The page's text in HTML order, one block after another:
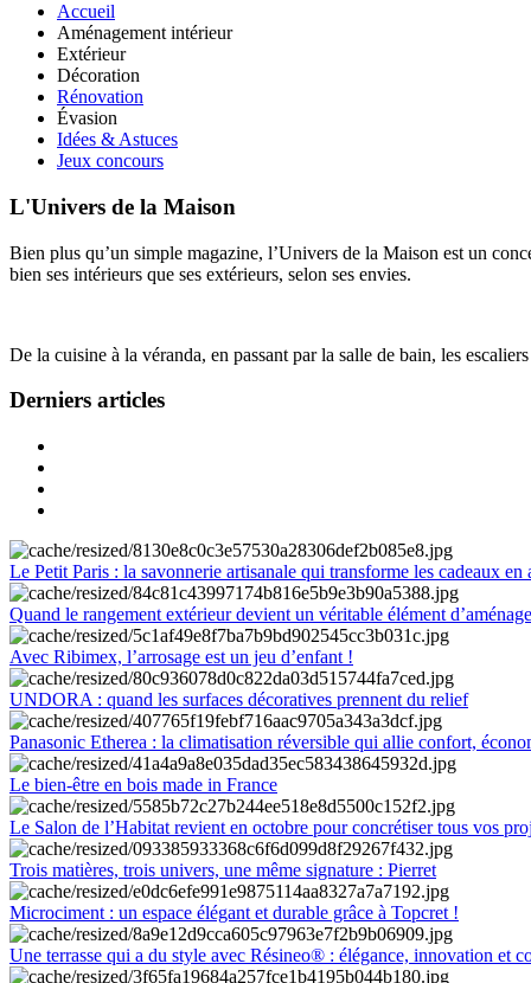
Accueil
Aménagement intérieur
Extérieur
Décoration
Rénovation
Évasion
Idées & Astuces
Jeux concours
L'Univers de la Maison
Bien plus qu’un simple magazine, l’Univers de la Maison est un
bien ses intérieurs que ses extérieurs, selon ses envies.
De la cuisine à la véranda, en passant par la salle de bain, les
Derniers articles
Le Petit Paris : la savonnerie artisanale qui transforme les cadeaux en
Quand le rangement extérieur devient un véritable élément
Avec Ribimex, l’arrosage est un jeu d’enfant !
UNDORA : quand les surfaces décoratives prennent du relief
Panasonic Etherea : la climatisation réversible qui allie confort,
Le bien-être en bois made in France
Le Salon de l’Habitat revient en octobre pour concrétiser tous vos
Trois matières, trois univers, une même signature : Pierret
Microciment : un espace élégant et durable grâce à Topcret !
Une terrasse qui a du style avec Résineo® : élégance, innovation et